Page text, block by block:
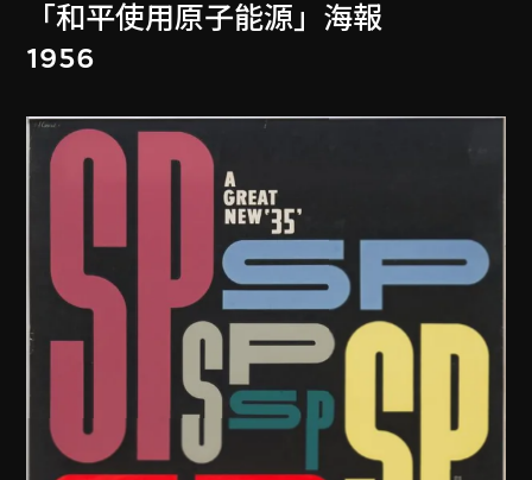
「和平使用原子能源」海報
1956